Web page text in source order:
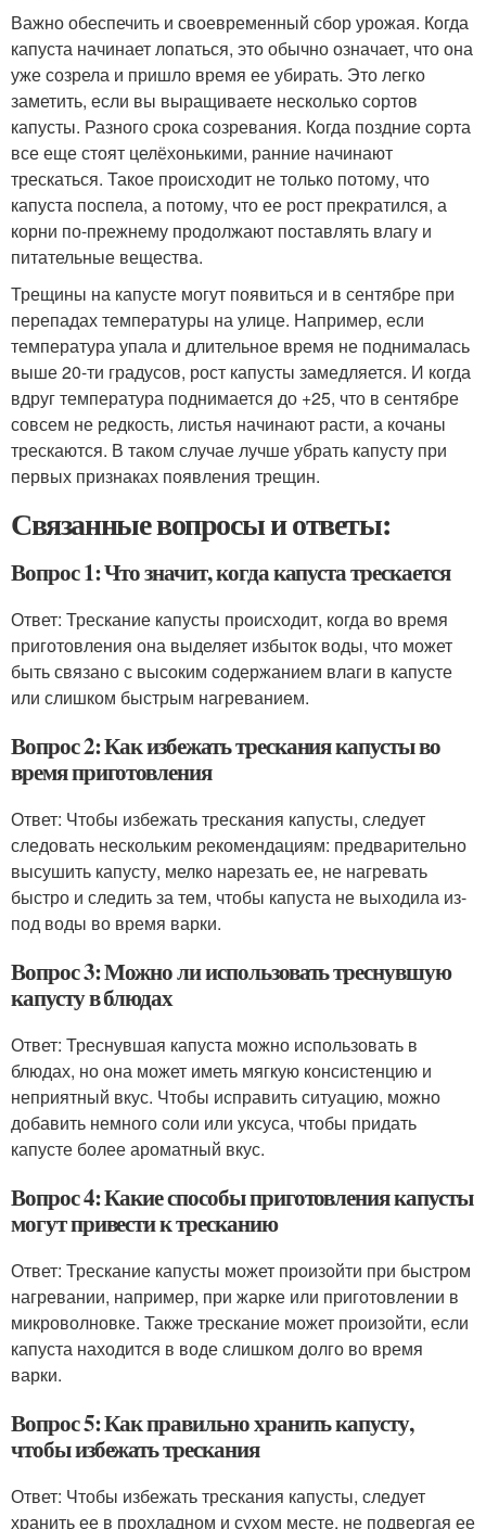
Важно обеспечить и своевременный сбор урожая. Когда
капуста начинает лопаться, это обычно означает, что она
уже созрела и пришло время ее убирать. Это легко
заметить, если вы выращиваете несколько сортов
капусты. Разного срока созревания. Когда поздние сорта
все еще стоят целёхонькими, ранние начинают
трескаться. Такое происходит не только потому, что
капуста поспела, а потому, что ее рост прекратился, а
корни по-прежнему продолжают поставлять влагу и
питательные вещества.
Трещины на капусте могут появиться и в сентябре при
перепадах температуры на улице. Например, если
температура упала и длительное время не поднималась
выше 20-ти градусов, рост капусты замедляется. И когда
вдруг температура поднимается до +25, что в сентябре
совсем не редкость, листья начинают расти, а кочаны
трескаются. В таком случае лучше убрать капусту при
первых признаках появления трещин.
Связанные вопросы и ответы:
Вопрос 1: Что значит, когда капуста трескается
Ответ: Трескание капусты происходит, когда во время
приготовления она выделяет избыток воды, что может
быть связано с высоким содержанием влаги в капусте
или слишком быстрым нагреванием.
Вопрос 2: Как избежать трескания капусты во
время приготовления
Ответ: Чтобы избежать трескания капусты, следует
следовать нескольким рекомендациям: предварительно
высушить капусту, мелко нарезать ее, не нагревать
быстро и следить за тем, чтобы капуста не выходила из-
под воды во время варки.
Вопрос 3: Можно ли использовать треснувшую
капусту в блюдах
Ответ: Треснувшая капуста можно использовать в
блюдах, но она может иметь мягкую консистенцию и
неприятный вкус. Чтобы исправить ситуацию, можно
добавить немного соли или уксуса, чтобы придать
капусте более ароматный вкус.
Вопрос 4: Какие способы приготовления капусты
могут привести к тресканию
Ответ: Трескание капусты может произойти при быстром
нагревании, например, при жарке или приготовлении в
микроволновке. Также трескание может произойти, если
капуста находится в воде слишком долго во время
варки.
Вопрос 5: Как правильно хранить капусту,
чтобы избежать трескания
Ответ: Чтобы избежать трескания капусты, следует
хранить ее в прохладном и сухом месте, не подвергая ее